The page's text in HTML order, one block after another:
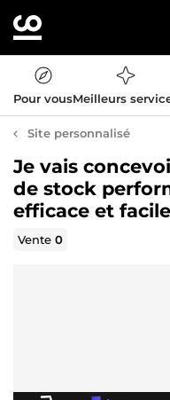
Pour vousMeilleurs
Site personnalisé
Je vais
de stock
efficace et
Vente0